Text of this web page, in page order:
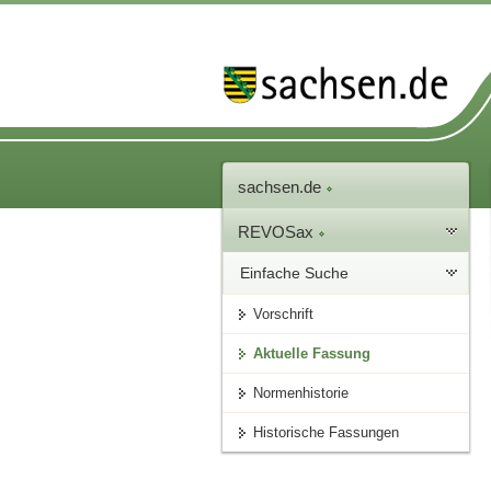
sachsen.de
REVOSax
Einfache Suche
Vorschrift
Aktuelle Fassung
Normenhistorie
Historische Fassungen